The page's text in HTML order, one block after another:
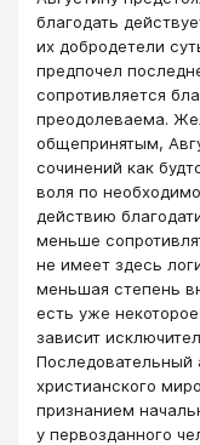
благодать
их добродетели
предпочел
сопротивляется
преодолеваема.
общепринятым,
сочинений как
воля по
действию
меньше
не имеет здесь
меньшая степень
есть уже
зависит
Последовательный
христианского
признанием
у первозданного